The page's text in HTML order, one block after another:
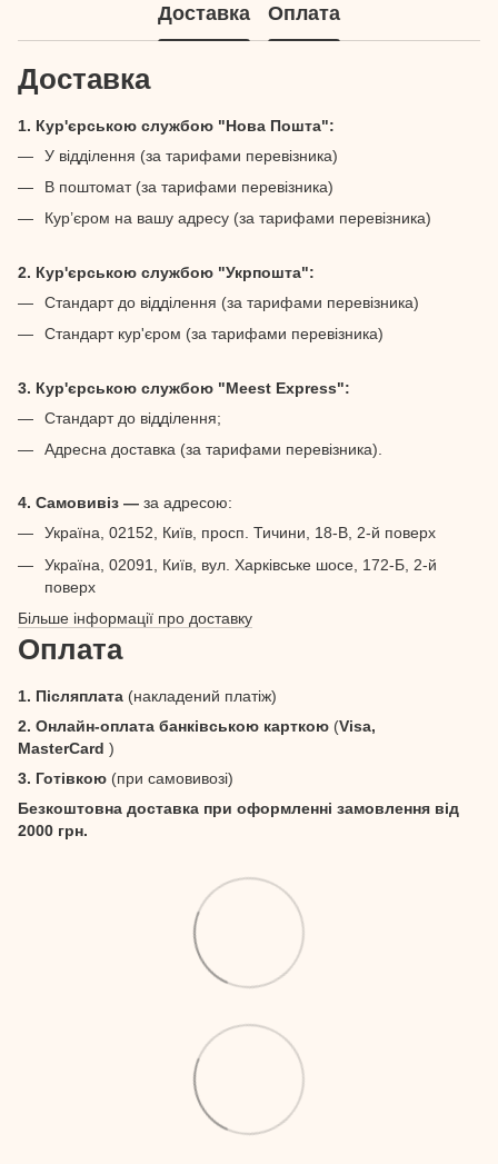
Доставка Оплата
Доставка
1. Кур'єрською службою "Нова Пошта":
У відділення (за тарифами перевізника)
В поштомат (за тарифами перевізника)
Кур’єром на вашу адресу (за тарифами перевізника)
2. Кур'єрською службою "Укрпошта":
Стандарт до відділення (за тарифами перевізника)
Стандарт кур'єром (за тарифами перевізника)
3. Кур'єрською службою "Meest Express":
Стандарт до відділення;
Адресна доставка (за тарифами перевізника).
4. Самовивіз — за адресою:
Україна, 02152, Київ, просп. Тичини, 18-В, 2-й поверх
Україна, 02091, Київ, вул. Харківське шосе, 172-Б, 2-й
поверх
Більше інформації про доставку
Оплата
1. Післяплата (накладений платіж)
2. Онлайн-оплата банківською карткою (Visa,
MasterCard )
3. Готівкою (при самовивозі)
Безкоштовна доставка при оформленні замовлення від
2000 грн.